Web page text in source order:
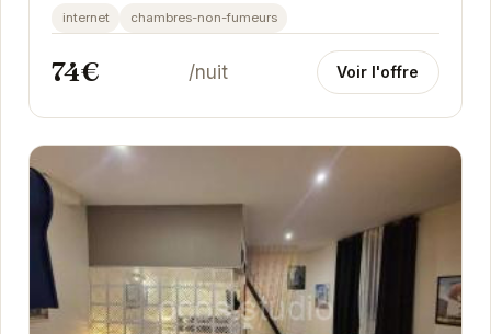
internet chambres-non-fumeurs
74€ /nuit Voir l'offre